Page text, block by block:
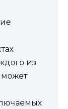
из
может